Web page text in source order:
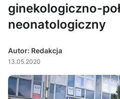
ginekologiczno-
neonatologiczny
Autor: Redakcja
13.05.2020